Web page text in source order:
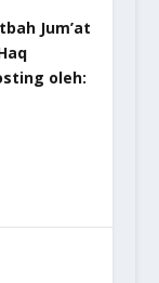
Jum’at
oleh: